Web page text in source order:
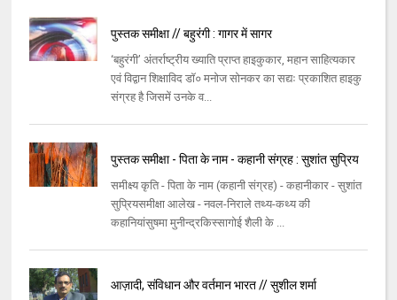
पुस्तक समीक्षा // बहुरंगी : गागर में सागर
‘बहुरंगी’ अंतर्राष्ट्रीय ख्याति प्राप्त हाइकुकार, महान साहित्यकार
एवं विद्वान शिक्षाविद डॉ० मनोज सोनकर का सद्यः प्रकाशित हाइकु
संग्रह है जिसमें उनके व...
पुस्तक समीक्षा - पिता के नाम - कहानी संग्रह : सुशांत सुप्रिय
समीक्ष्य कृति - पिता के नाम (कहानी संग्रह) - कहानीकार - सुशांत
सुप्रियसमीक्षा आलेख - नवल-निराले तथ्य-कथ्य की
कहानियांसुषमा मुनीन्द्रकिस्सागोई शैली के ...
आज़ादी, संविधान और वर्तमान भारत // सुशील शर्मा